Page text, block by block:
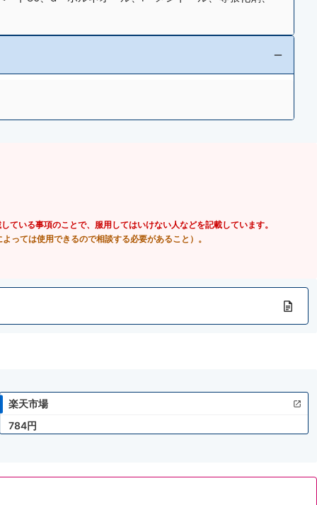
ている事項のことで、服用してはいけない人などを記載しています。
っては使用できるので相談する必要があること）。
楽天市場
784円